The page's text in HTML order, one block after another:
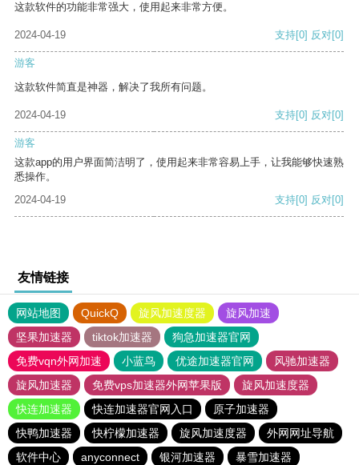
这款软件的功能非常强大，使用起来非常方便。
2024-04-19 支持[0] 反对[0]
游客
这款软件简直是神器，解决了我所有问题。
2024-04-19 支持[0] 反对[0]
游客
这款app的用户界面简洁明了，使用起来非常容易上手，让我能够快速熟
悉操作。
2024-04-19
支持[0] 反对[0]
友情链接
网站地图 QuickQ 旋风加速度器
旋风加速
坚果加速器
tiktok加速器
狗急加速器官网
免费vqn外网加速
小蓝鸟 优途加速器官网
风驰加速器
旋风加速器
免费vps加速器外网苹果版
旋风加速度器
快连加速器
快连加速器官网入口
原子加速器
快鸭加速器
快柠檬加速器 旋风加速度器
外网网址导航
软件中心
anyconnect 银河加速器 暴雪加速器